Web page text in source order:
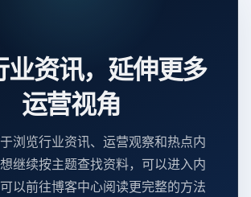
业资讯，延伸更多
运营视角
浏览行业资讯、运营观察和热点内
继续按主题查找资料，可以进入内
以前往博客中心阅读更完整的方法